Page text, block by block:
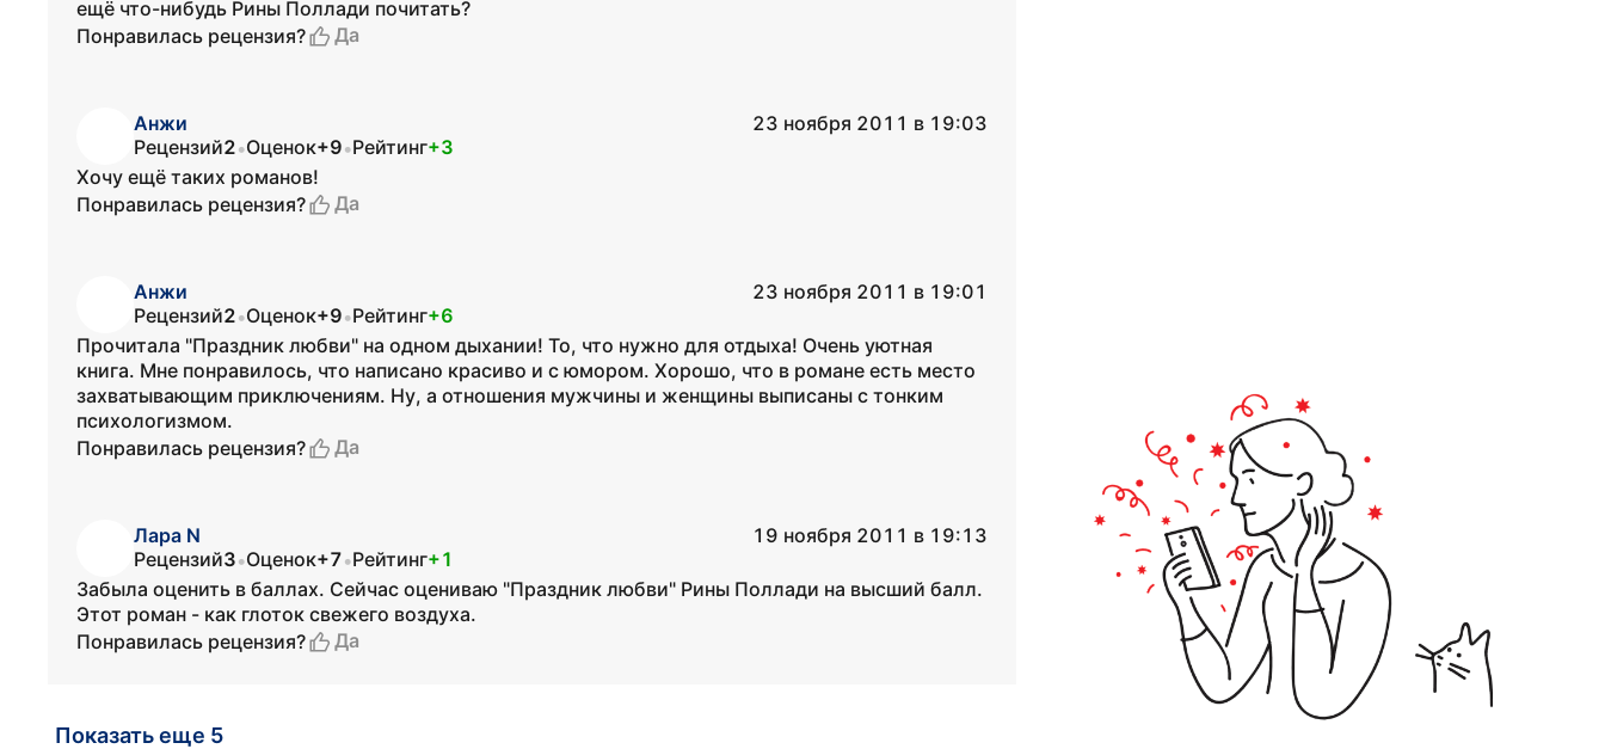
ещё что-нибудь Рины Поллади почитать?
Понравилась рецензия?
Да
Анжи
23 ноября 2011 в 19:03
Рецензий2•Оценок+9•Рейтинг+3
Хочу ещё таких романов!
Понравилась рецензия?
Да
Анжи
23 ноября 2011 в 19:01
Рецензий2•Оценок+9•Рейтинг+6
Прочитала "Праздник любви" на одном дыхании! То, что нужно для отдыха! Очень уютная
книга. Мне понравилось, что написано красиво и с юмором. Хорошо, что в романе есть место
захватывающим приключениям. Ну, а отношения мужчины и женщины выписаны с тонким
психологизмом.
Понравилась рецензия?
Да
Лара N
19 ноября 2011 в 19:13
Рецензий3•Оценок+7•Рейтинг+1
Забыла оценить в баллах. Сейчас оцениваю "Праздник любви" Рины Поллади на высший балл.
Этот роман - как глоток свежего воздуха.
Понравилась рецензия?
Да
Показать еще 5